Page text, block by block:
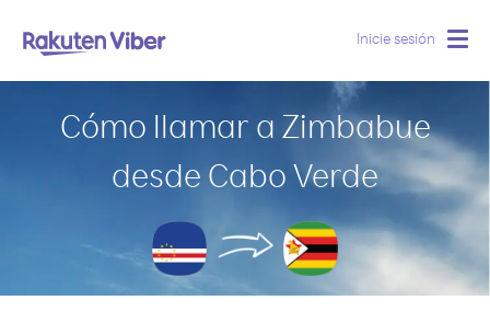
Inicie sesión
Cómo llamar a Zimbabue
desde Cabo Verde